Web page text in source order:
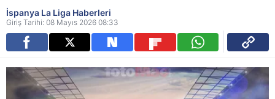
İspanya La Liga Haberleri
Giriş Tarihi: 08 Mayıs 2026 08:33